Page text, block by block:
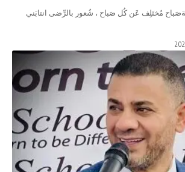
مُختَلِف عَن كُل صَباح ، شُعور بالرِّضى انتابَني